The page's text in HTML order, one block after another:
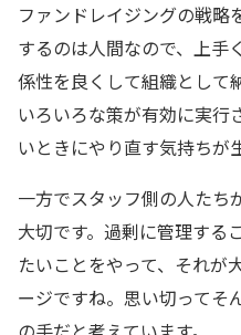
ファンドレイジングの戦略
するのは人間なので、上手
係性を良くして組織として
いろいろな策が有効に実行
いときにやり直す気持ちが
一方でスタッフ側の人たち
大切です。過剰に管理する
たいことをやって、それが
ージですね。思い切ってそ